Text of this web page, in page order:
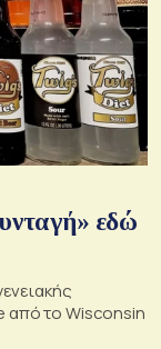
εδώ
από το Wisconsin